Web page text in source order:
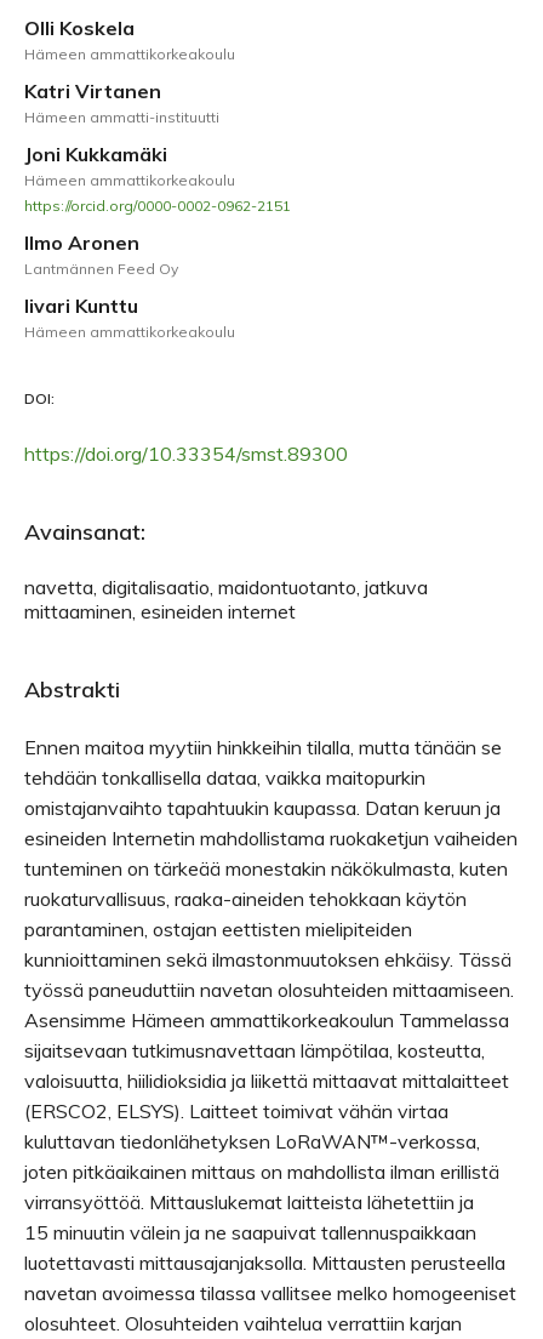
Olli Koskela
Hämeen ammattikorkeakoulu
Katri Virtanen
Hämeen ammatti-instituutti
Joni Kukkamäki
Hämeen ammattikorkeakoulu
https://orcid.org/0000-0002-0962-2151
Ilmo Aronen
Lantmännen Feed Oy
Iivari Kunttu
Hämeen ammattikorkeakoulu
DOI:
https://doi.org/10.33354/smst.89300
Avainsanat:
navetta, digitalisaatio, maidontuotanto, jatkuva
mittaaminen, esineiden internet
Abstrakti
Ennen maitoa myytiin hinkkeihin tilalla, mutta tänään se
tehdään tonkallisella dataa, vaikka maitopurkin
omistajanvaihto tapahtuukin kaupassa. Datan keruun ja
esineiden Internetin mahdollistama ruokaketjun vaiheiden
tunteminen on tärkeää monestakin näkökulmasta, kuten
ruokaturvallisuus, raaka-aineiden tehokkaan käytön
parantaminen, ostajan eettisten mielipiteiden
kunnioittaminen sekä ilmastonmuutoksen ehkäisy. Tässä
työssä paneuduttiin navetan olosuhteiden mittaamiseen.
Asensimme Hämeen ammattikorkeakoulun Tammelassa
sijaitsevaan tutkimusnavettaan lämpötilaa, kosteutta,
valoisuutta, hiilidioksidia ja liikettä mittaavat mittalaitteet
(ERS­CO2, ELSYS). Laitteet toimivat vähän virtaa
kuluttavan tiedonlähetyksen LoRaWAN™-verkossa,
joten pitkäaikainen mittaus on mahdollista ilman erillistä
virransyöttöä. Mittauslukemat laitteista lähetettiin ja
15 minuutin välein ja ne saapuivat tallennuspaikkaan
luotettavasti mittausajanjaksolla. Mittausten perusteella
navetan avoimessa tilassa vallitsee melko homogeeniset
olosuhteet. Olosuhteiden vaihtelua verrattiin karjan